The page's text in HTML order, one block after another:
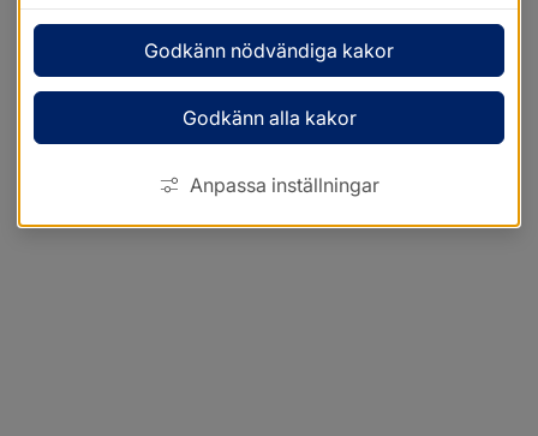
Godkänn nödvändiga kakor
Godkänn alla kakor
Anpassa inställningar